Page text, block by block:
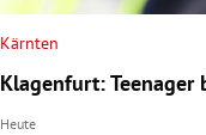
Kärnten
Klagenfurt:
Heute